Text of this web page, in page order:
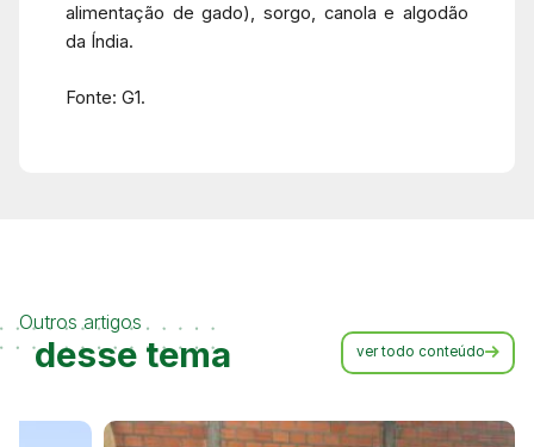
alimentação de gado), sorgo, canola e algodão
da Índia.
Fonte: G1.
Outros artigos
desse tema ver todo conteúdo